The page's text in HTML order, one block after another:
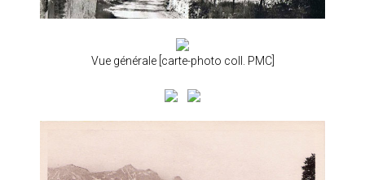
Vue générale [carte-photo coll. PMC]